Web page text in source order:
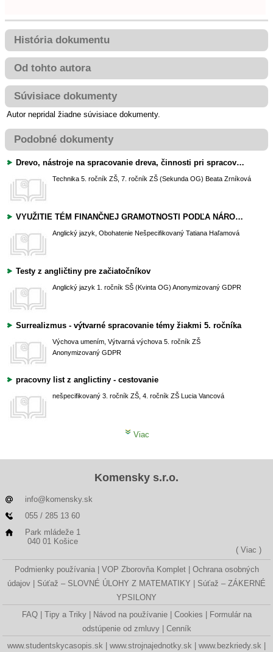
História dokumentu
Od tohto autora
Súvisiace dokumenty
Autor nepridal žiadne súvisiace dokumenty.
Podobné dokumenty
Drevo, nástroje na spracovanie dreva, činnosti pri spracovaní dreva
Technika 5. ročník ZŠ, 7. ročník ZŠ (Sekunda OG) Beata Zrníková
VYUŽITIE TÉM FINANČNEJ GRAMOTNOSTI PODĽA NÁRODNÉHO ŠTANDARDU FINANČNEJ GRAMOTNOSTI V ANGLICKOM JAZYKU A KONVERZÁCII V ANGLICKOM JAZYKU
Anglický jazyk, Obohatenie Nešpecifikovaný Tatiana Haľamová
Testy z angličtiny pre začiatočníkov
Anglický jazyk 1. ročník SŠ (Kvinta OG) Anonymizovaný GDPR
Surrealizmus - výtvarné spracovanie témy žiakmi 5. ročníka
Výchova umením, Výtvarná výchova 5. ročník ZŠ
Anonymizovaný GDPR
pracovny list z anglictiny - cestovanie
nešpecifikovaný 3. ročník ZŠ, 4. ročník ZŠ Lucia Vancová
Viac
Komensky s.r.o.
info@komensky.sk
055 / 285 13 60
Park mládeže 1
040 01 Košice
( Viac )
Podmienky používania VOP Zborovňa Komplet
Ochrana osobných
údajov
Súťaž – SLOVNÉ ÚLOHY Z MATEMATIKY
Súťaž – ZÁKERNÉ
YPSILONY
FAQ
Tipy a Triky Návod na používanie Cookies
Formulár na
odstúpenie od zmluvy
Cenník
www.studentskycasopis.sk
www.strojnajednotky.sk www.bezkriedy.sk